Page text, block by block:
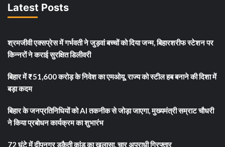
Latest Posts
श्रमजीवी एक्सप्रेस में गर्भवती ने जुड़वां बच्चों को दिया जन्म, बिहारशरीफ स्टेशन पर
किन्नरों ने कराई सुरक्षित डिलीवरी
बिहार में ₹51,600 करोड़ के निवेश का एमओयू, राज्य को स्टील हब बनाने की दिशा में
बड़ा कदम
बिहार के जनप्रतिनिधियों को AI तकनीक से जोड़ा जाएगा, मुख्यमंत्री सम्राट चौधरी
ने किया प्रबोधन कार्यक्रम का शुभारंभ
72 घंटे में दीपनगर डकैती कांड का खुलासा, चार अपराधी गिरफ्तार